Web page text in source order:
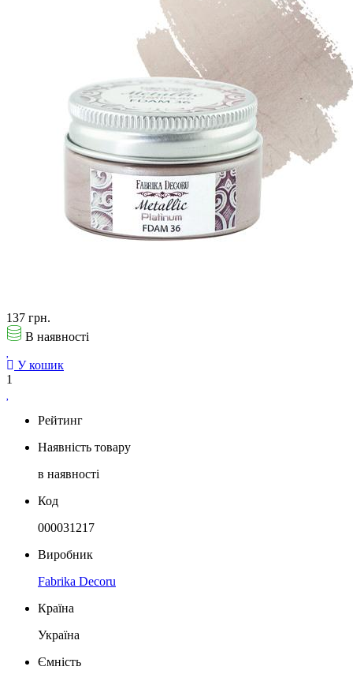
137 грн.
В наявності
У кошик
1
Рейтинг
Наявність товару
в наявності
Код
000031217
Виробник
Fabrika Decoru
Країна
Україна
Ємність